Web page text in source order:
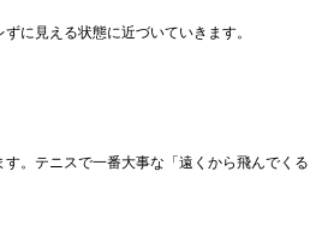
に見える状態に近づいていきます。
。テニスで一番大事な「遠くから飛んでくる